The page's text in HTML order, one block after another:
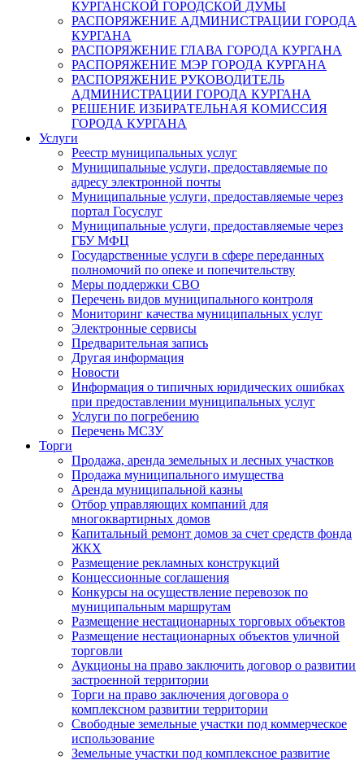
КУРГАНСКОЙ ГОРОДСКОЙ ДУМЫ
РАСПОРЯЖЕНИЕ АДМИНИСТРАЦИИ ГОРОДА
КУРГАНА
РАСПОРЯЖЕНИЕ ГЛАВА ГОРОДА КУРГАНА
РАСПОРЯЖЕНИЕ МЭР ГОРОДА КУРГАНА
РАСПОРЯЖЕНИЕ РУКОВОДИТЕЛЬ
АДМИНИСТРАЦИИ ГОРОДА КУРГАНА
РЕШЕНИЕ ИЗБИРАТЕЛЬНАЯ КОМИССИЯ
ГОРОДА КУРГАНА
Услуги
Реестр муниципальных услуг
Муниципальные услуги, предоставляемые по
адресу электронной почты
Муниципальные услуги, предоставляемые через
портал Госуслуг
Муниципальные услуги, предоставляемые через
ГБУ МФЦ
Государственные услуги в сфере переданных
полномочий по опеке и попечительству
Меры поддержки СВО
Перечень видов муниципального контроля
Мониторинг качества муниципальных услуг
Электронные сервисы
Предварительная запись
Другая информация
Новости
Информация о типичных юридических ошибках
при предоставлении муниципальных услуг
Услуги по погребению
Перечень МСЗУ
Торги
Продажа, аренда земельных и лесных участков
Продажа муниципального имущества
Аренда муниципальной казны
Отбор управляющих компаний для
многоквартирных домов
Капитальный ремонт домов за счет средств фонда
ЖКХ
Размещение рекламных конструкций
Концессионные соглашения
Конкурсы на осуществление перевозок по
муниципальным маршрутам
Размещение нестационарных торговых объектов
Размещение нестационарных объектов уличной
торговли
Аукционы на право заключить договор о развитии
застроенной территории
Торги на право заключения договора о
комплексном развитии территории
Свободные земельные участки под коммерческое
использование
Земельные участки под комплексное развитие